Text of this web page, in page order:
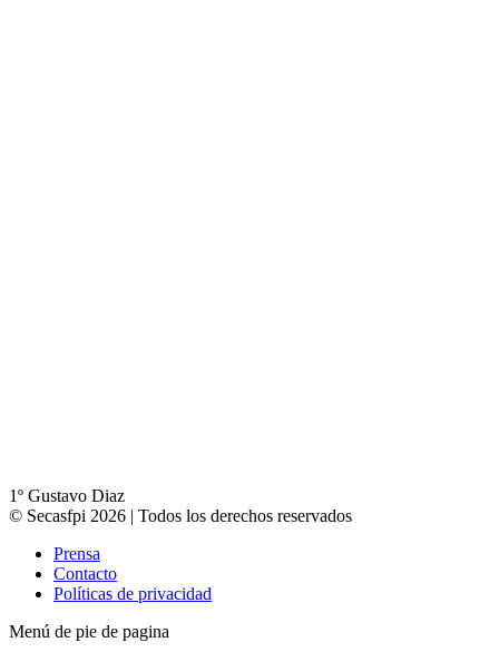
1º Gustavo Diaz
© Secasfpi 2026 | Todos los derechos reservados
Prensa
Contacto
Políticas de privacidad
Menú de pie de pagina